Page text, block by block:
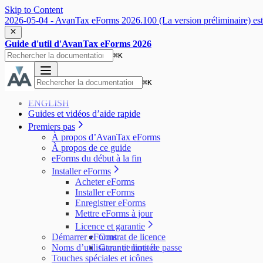
Skip to Content
2026-05-04 - AvanTax eForms 2026.100 (La version préliminaire)
Guide d'util d'AvanTax eForms 2026
⌘K
⌘K
ENGLISH
Guides et vidéos d’aide rapide
Premiers pas
À propos d’AvanTax eForms
À propos de ce guide
eForms du début à la fin
Installer eForms
Acheter eForms
Installer eForms
Enregistrer eForms
Mettre eForms à jour
Licence et garantie
Contrat de licence
Garantie limitée
Démarrer eForms
Noms d’utilisateur et mots de passe
Touches spéciales et icônes